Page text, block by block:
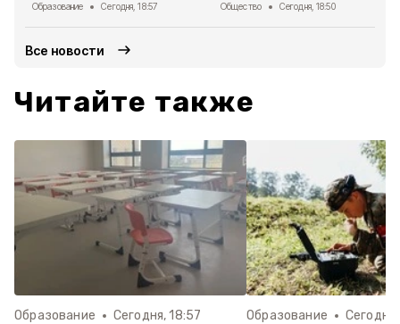
Образование Сегодня, 18:57 Общество Сегодня, 18:50
Все новости
Читайте также
Образование Сегодня, 18:57 Образование